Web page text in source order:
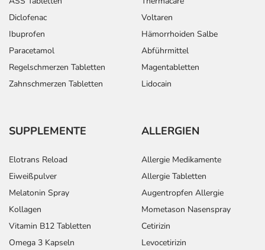
Diclofenac
Ibuprofen
Paracetamol
Regelschmerzen Tabletten
Zahnschmerzen Tabletten
Voltaren
Hämorrhoiden Salbe
Abführmittel
Magentabletten
Lidocain
SUPPLEMENTE
Elotrans Reload
Eiweißpulver
Melatonin Spray
Kollagen
Vitamin B12 Tabletten
Omega 3 Kapseln
ALLERGIEN
Allergie Medikamente
Allergie Tabletten
Augentropfen Allergie
Mometason Nasenspray
Cetirizin
Levocetirizin